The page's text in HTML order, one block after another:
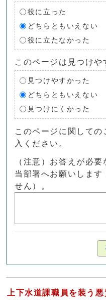
役に立った
どちらともいえない
役に立たなかった
このページは見つけや
見つけやすかった
どちらともいえない
見つけにくかった
このページに関して
入ください。
（注意）お答えが必
当部署へお願いします
せん）。
上下水道課職員を装う